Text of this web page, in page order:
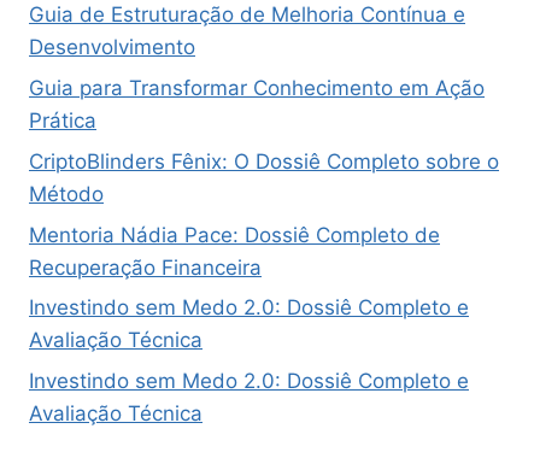
Guia de Estruturação de Melhoria Contínua e
Desenvolvimento
Guia para Transformar Conhecimento em Ação
Prática
CriptoBlinders Fênix: O Dossiê Completo sobre o
Método
Mentoria Nádia Pace: Dossiê Completo de
Recuperação Financeira
Investindo sem Medo 2.0: Dossiê Completo e
Avaliação Técnica
Investindo sem Medo 2.0: Dossiê Completo e
Avaliação Técnica